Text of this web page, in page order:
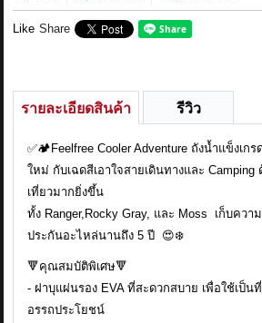
Like Share
รายละเอียดสินค้า รีวิว
✅🏕Feelfree Cooler Adventure ถังน้ำแข็งเก
ใหม่ กับเฉดสีเอาใจสายเดินทางและ
เที่ยวมากยิ่งขึ้น
ทั้ง Ranger,Rocky Gray, และ Moss เก็บควา
ประกันอะไหล่นานถึง 5 ปี 😍❄️
🔻คุณสมบัติพิเศษ🔻
- ฝาบุแผ่นรอง EVA ที่สะดวกสบาย เพื่อใช้เป็น
อรรถประโยชน์